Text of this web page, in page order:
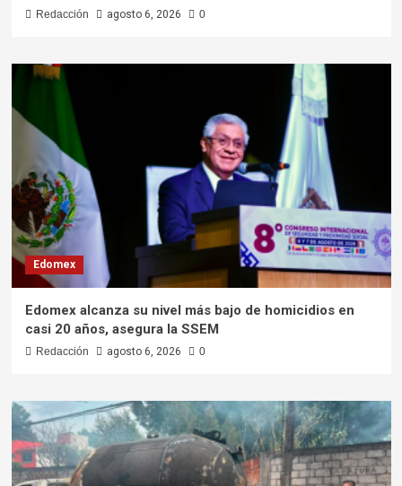
Redacción agosto 6, 2026 0
Edomex
Edomex alcanza su nivel más bajo de homicidios en
casi 20 años, asegura la SSEM
Redacción agosto 6, 2026 0